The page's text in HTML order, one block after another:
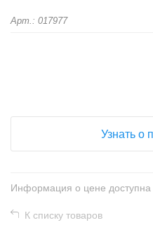
Арт.: 017977
Узнать о
Информация о цене доступна
К списку товаров